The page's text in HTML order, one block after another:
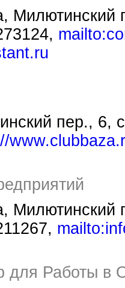
Милютинский
пер., 6,
Милютинский
для Работы в